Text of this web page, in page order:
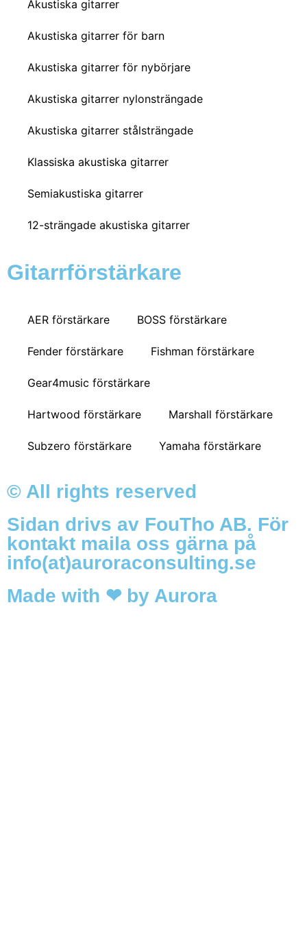
Akustiska gitarrer
Akustiska gitarrer för barn
Akustiska gitarrer för nybörjare
Akustiska gitarrer nylonsträngade
Akustiska gitarrer stålsträngade
Klassiska akustiska gitarrer
Semiakustiska gitarrer
12-strängade akustiska gitarrer
Gitarrförstärkare
AER förstärkare BOSS förstärkare
Fender förstärkare Fishman förstärkare
Gear4music förstärkare
Hartwood förstärkare Marshall förstärkare
Subzero förstärkare Yamaha förstärkare
© All rights reserved
Sidan drivs av FouTho AB. För
kontakt maila oss gärna på
info(at)auroraconsulting.se
Made with ❤ by Aurora